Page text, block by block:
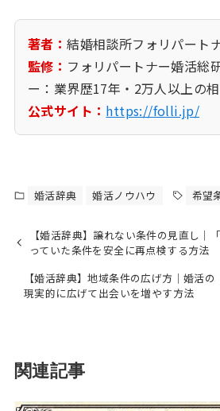
著者：結婚相談所フォリパート
監修： フォリパートナー婚活総
ー：業界歴17年・2万人以上の相
公式サイト： https://folli.jp/
婚活辞典 婚活ノウハウ 希望
【婚活辞典】譲れない条件の見直し｜
っていた条件を安全に再点検する方法
【婚活辞典】地域条件の広げ方｜婚活
現実的に広げて出会いを増やす方法
関連記事